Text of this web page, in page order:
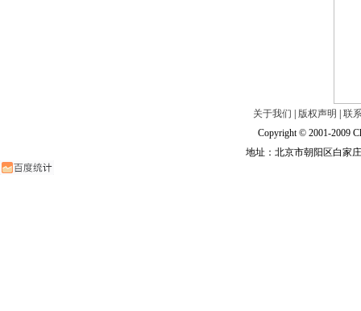
关于我们 版权声明
联
Copyright © 2001-2009
地址：北京市朝阳区白家